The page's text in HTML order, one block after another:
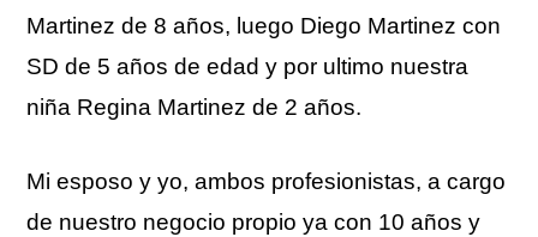
Martinez de 8 años, luego Diego Martinez con
SD de 5 años de edad y por ultimo nuestra
niña Regina Martinez de 2 años.
Mi esposo y yo, ambos profesionistas, a cargo
de nuestro negocio propio ya con 10 años y